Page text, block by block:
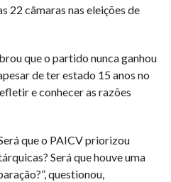
22 câmaras nas eleições de
que o partido nunca ganhou
de ter estado 15 anos no
e conhecer as razões
que o PAICV priorizou
Será que houve uma
questionou,